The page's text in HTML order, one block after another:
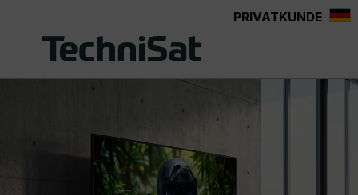
PRIVATKUNDE